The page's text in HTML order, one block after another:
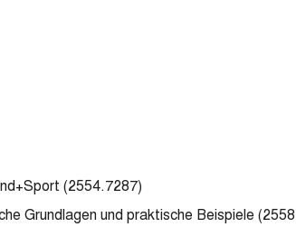
(2554.7287)
Grundlagen und praktische Beispiele